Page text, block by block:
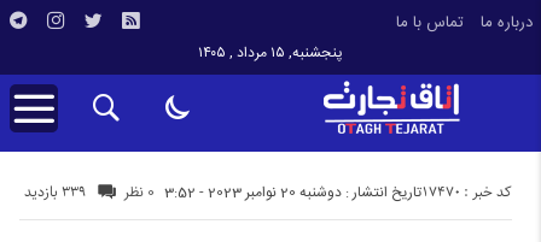
درباره ما تماس با ما
پنجشنبه, ۱۵ مرداد , ۱۴۰۵
تاریخ انتشار : دوشنبه 20 نوامبر 2023 - 3:52 339 بازدید کد خبر : 17470 0 نظر